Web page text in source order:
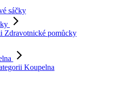
sáčky
Zdravotnické pomůcky
Koupelna